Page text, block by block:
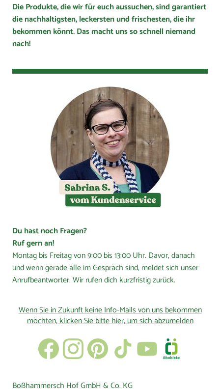
Die Produkte, die wir für euch aussuchen, sind garantiert
die nachhaltigsten, leckersten und frischesten, die ihr
bekommen könnt. Das macht uns so schnell niemand
nach!
Du hast noch Fragen?
Ruf gern an!
Montag bis Freitag von 9:00 bis 13:00 Uhr. Davor, danach
und wenn gerade alle im Gespräch sind, meldet sich unser
Anrufbeantworter. Wir rufen dich kurzfristig zurück.
Wenn Sie in Zukunft keine Info-Mails von uns bekommen
möchten, klicken Sie bitte hier, um sich abzumelden
Boßhammersch Hof GmbH & Co. KG